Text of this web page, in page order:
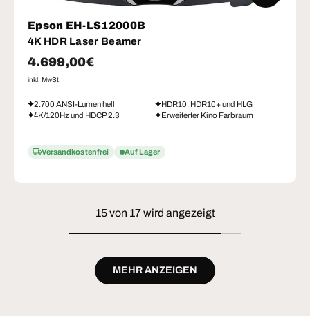
Epson EH-LS12000B
4K HDR Laser Beamer
Normaler Preis
4.699,00€
inkl. MwSt.
2.700 ANSI-Lumen hell
HDR10, HDR10+ und HLG
4K/120Hz und HDCP 2.3
Erweiterter Kino Farbraum
Versandkostenfrei Auf Lager
15 von 17 wird angezeigt
MEHR ANZEIGEN